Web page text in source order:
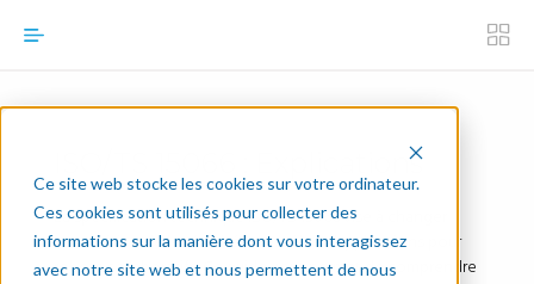
Ce site web stocke les cookies sur votre ordinateur.
Ces cookies sont utilisés pour collecter des
informations sur la manière dont vous interagissez
avec notre site web et nous permettent de nous
ISO/TS 15066 : Explications
La spécification technique ISO/TS 15066 vise à changer
notre vision de la sécurité en matière d’applications pour
robots collaboratifs. Ce guide vous permet de comprendre